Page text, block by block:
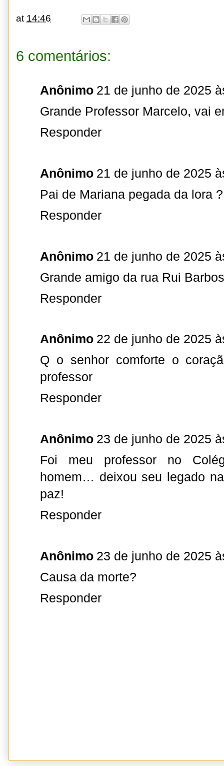
at 14:46
6 comentários:
Anônimo 21 de junho de 2025
Grande Professor Marcelo, vai
Responder
Anônimo 21 de junho de 2025
Pai de Mariana pegada da lora
Responder
Anônimo 21 de junho de 2025
Grande amigo da rua Rui
Responder
Anônimo 22 de junho de 2025
Q o senhor comforte o
professor
Responder
Anônimo 23 de junho de 2025
Foi meu professor no
homem… deixou seu legado
paz!
Responder
Anônimo 23 de junho de 2025
Causa da morte?
Responder